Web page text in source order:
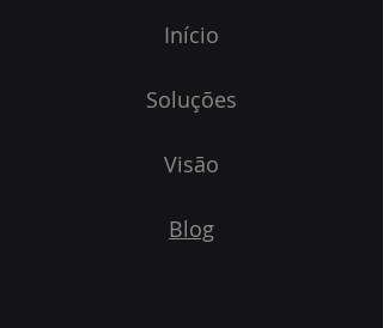
Início
Soluções
Visão
Blog